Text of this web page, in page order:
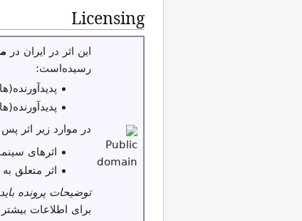
Licensing
این اثر در ایران در
رسیده‌است:
پدیدآورنده(های) آن
پدیدآورنده(های) آن پیش
در موارد زیر اثر پس از ۳۰ سال از تاریخ نشر یا عرضه در مالکیت عمومی قرار
اثرهای
اثر متعلق
توضیحات پرونده
برای اطلاعات بیشتر